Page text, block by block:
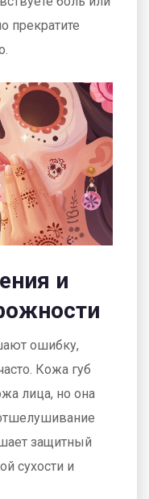
прекратите
и
ошибку,
Кожа губ
лица, но она
защитный
сухости и